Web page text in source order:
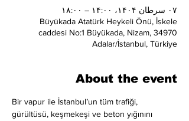
۰۷ سرطان ۱۴۰۴، ۱۴:۰۰ – ۱۸:۰۰
Büyükada Atatürk Heykeli Önü, İskele
caddesi No:1 Büyükada, Nizam, 34970
Adalar/İstanbul, Türkiye
About the event
Bir vapur ile İstanbul’un tüm trafiği,
gürültüsü, keşmekeşi ve beton yığınını